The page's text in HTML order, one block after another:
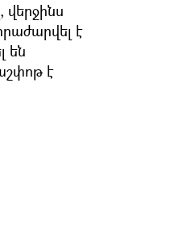
վերջինս
է
են
է